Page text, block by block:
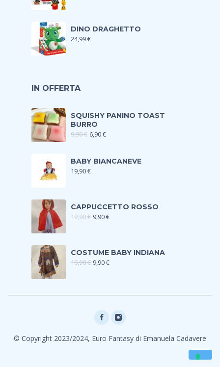
DINO DRAGHETTO
24,99€
IN OFFERTA
SQUISHY PANINO TOAST
BURRO
9,90€ 6,90€
BABY BIANCANEVE
19,90€
CAPPUCCETTO ROSSO
19,90€ 9,90€
COSTUME BABY INDIANA
16,90€ 9,90€
© Copyright 2023/2024, Euro Fantasy di Emanuela Cadavere